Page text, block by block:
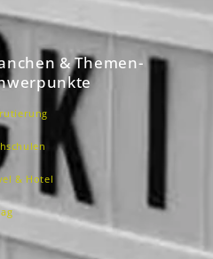
& Themen-
& Hotel